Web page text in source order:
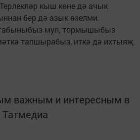
кыш көне дә ачык
бер дә азык өзелми.
мул, тормышыбыз
тапшырабыз, иткә дә ихтыяҗ
важным и интересным в
Татмедиа